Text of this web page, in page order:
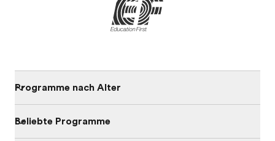
Programme nach Alter
Beliebte Programme